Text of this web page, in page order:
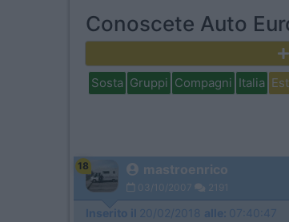
Conoscete Auto
Sosta Gruppi Compagni Italia
18 mastroenrico
03/10/2007 2191
Inserito il 20/02/2018 alle: 07:40:47